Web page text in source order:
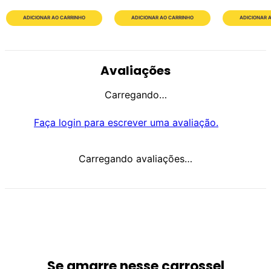
ADICIONAR AO CARRINHO ADICIONAR AO CARRINHO ADICIONAR
Avaliações
Carregando…
Faça login para escrever uma avaliação.
Carregando avaliações…